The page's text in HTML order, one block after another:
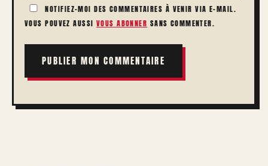
NOTIFIEZ-MOI DES COMMENTAIRES À VENIR VIA E-MAIL.
VOUS POUVEZ AUSSI VOUS ABONNER SANS COMMENTER.